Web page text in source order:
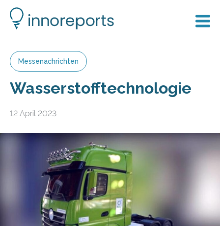
Messenachrichten
Wasserstofftechnologie
12 April 2023